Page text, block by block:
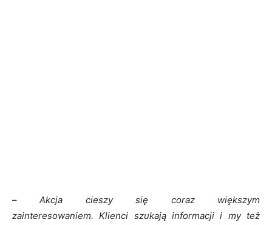
– Akcja cieszy się coraz większym
zainteresowaniem. Klienci szukają informacji i my też